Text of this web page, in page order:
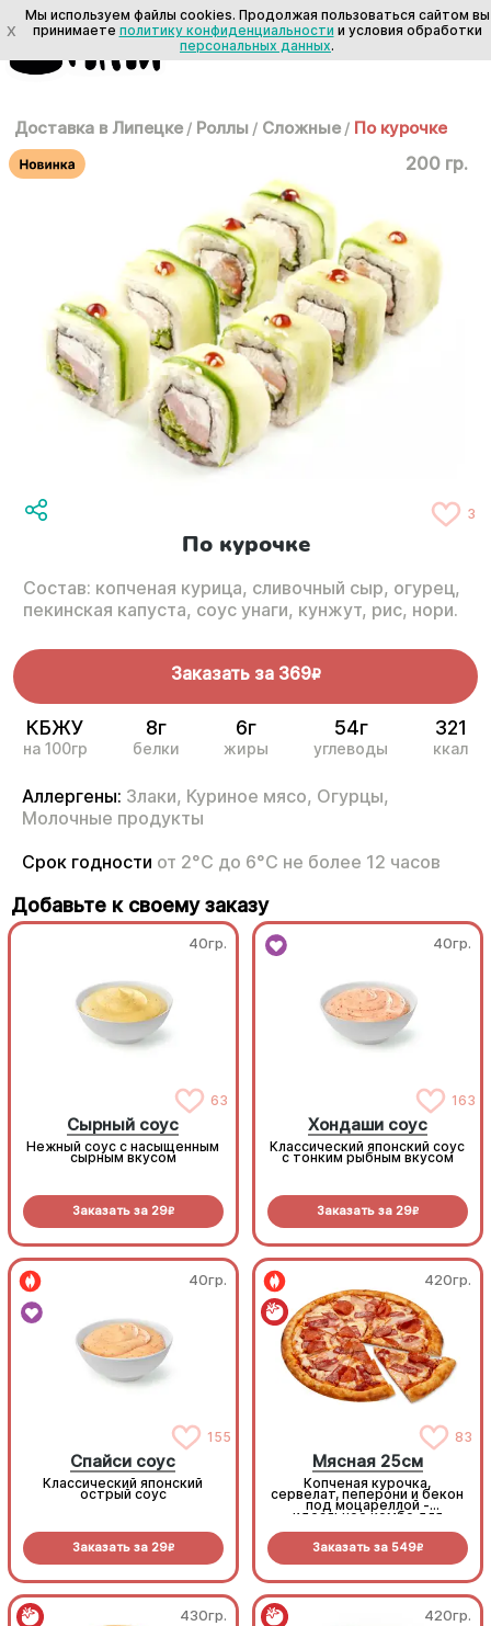
Доставка в Липецке / Роллы / Сложные / По курочке
200 гр.
3
По курочке
Состав: копченая курица, сливочный сыр, огурец,
пекинская капуста, соус унаги, кунжут, рис, нори.
Заказать за 369R
КБЖУ
на 100гр
8г
белки
6г
жиры
54г
углеводы
321
ккал
Аллергены: Злаки, Куриное мясо, Огурцы,
Молочные продукты
Срок годности от 2°С до 6°С не более 12 часов
Добавьте к своему заказу
40гр.
63
Сырный соус
Нежный соус с насыщенным
сырным вкусом
Заказать за 29R
40гр.
163
Хондаши соус
Классический японский соус
с тонким рыбным вкусом
Заказать за 29R
40гр.
155
Спайси соус
Классический японский
острый соус
Заказать за 29R
420гр.
83
Мясная 25см
Копченая курочка,
сервелат, пеперони и бекон
под моцареллой -
идеальное комбо для
Заказать за 549R
430гр. 420гр.
X
Мы используем файлы cookies. Продолжая пользоваться сайтом вы
принимаете политику конфиденциальности и условия обработки
персональных данных.